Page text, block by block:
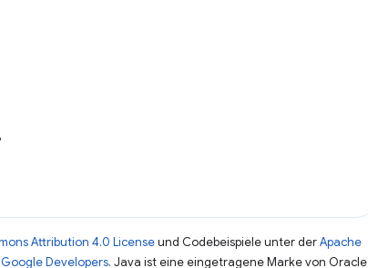
Attribution 4.0 Licenseund Codebeispiele unter derApache
Developers. Java ist eine eingetragene Marke von Oracle